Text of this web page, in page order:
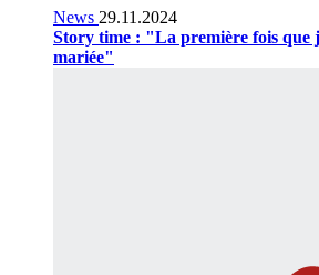
News 29.11.2024
Story time : "La première fois que
mariée"